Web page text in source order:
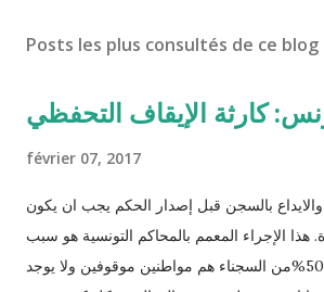
Posts les plus consultés de ce blog
كارثة الإيقاف التحفظي
février 07, 2017
بالسجن قبل إصدار الحكم يجب ان يكون
هذا الإجراء المعمم بالمحاكم التونسية هو سبب
اكتظاظ السجون(50%من السجناء هم مواطنين موقوفين ولا يوجد